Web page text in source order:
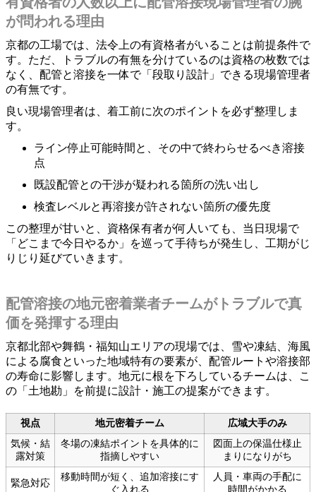
が問われる理由
京都の工場では、法令上の有資格者がいることは前提条件で
す。ただ、トラブルの有無を分けているのは資格の枚数では
なく、配管と溶接を一体で「段取り設計」できる現場管理者
の有無です。
良い現場管理者は、着工前に次のポイントを必ず整理しま
す。
ライン停止可能時間と、その中で終わらせるべき溶接
点
既設配管との干渉が疑われる箇所の洗い出し
検査レベルと再溶接が許されない箇所の優先度
この整理が甘いと、資格保有者が何人いても、当日現場で
「どこまで今日やるか」を巡って手待ちが発生し、工期がじ
りじり延びていきます。
配管溶接の地元密着業者チームがトラブルで真
価を発揮する理由
京都北部や舞鶴・福知山エリアの現場では、雪や凍結、海風
による腐食といった地域特有の要素が、配管ルートや溶接部
の寿命に影響します。地元に根を下ろしているチームは、こ
の「土地勘」を前提に設計・施工の提案ができます。
視点 地元密着チーム
広域大手のみ
気候・結
露対策
冬場の凍結ポイントを具体的に
指摘しやすい
図面上の保温仕様止
まりになりがち
緊急対応
移動時間が短く、追加溶接にす
ぐ入れる
人員・車両の手配に
時間がかかる